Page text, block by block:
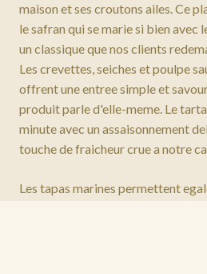
maison et ses croutons ailes. Ce
le safran qui se marie si bien avec
un classique que nos clients
Les crevettes, seiches et poulpe
offrent une entree simple et
produit parle d'elle-meme. Le
minute avec un assaisonnement
touche de fraicheur crue a notre
Les tapas marines permettent